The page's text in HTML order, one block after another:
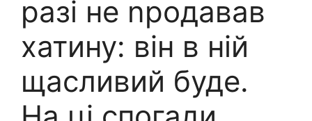
разі не nродавав
хатину: він в ній
щасливий буде.